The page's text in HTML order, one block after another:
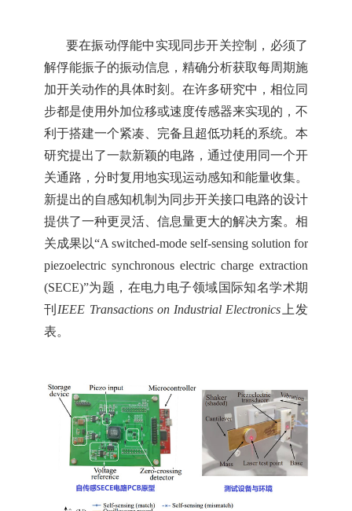
要在振动俘能中实现同步开关控制，必须了
解俘能振子的振动信息，精确分析获取每周期施
加开关动作的具体时刻。在许多研究中，相位同
步都是使用外加位移或速度传感器来实现的，不
利于搭建一个紧凑、完备且超低功耗的系统。本
研究提出了一款新颖的电路，通过使用同一个开
关通路，分时复用地实现运动感知和能量收集。
新提出的自感知机制为同步开关接口电路的设计
提供了一种更灵活、信息量更大的解决方案。相
关成果以“A switched-mode self-sensing solution for
piezoelectric synchronous electric charge extraction
(SECE)”为题，在电力电子领域国际知名学术期
刊 IEEE Transactions on Industrial Electronics 上发
表。